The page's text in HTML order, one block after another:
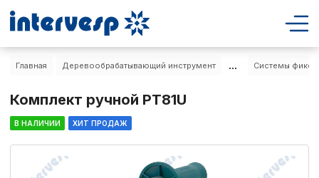
Главная Деревообрабатывающий инструмент ... Системы
Комплект ручной PT81U
В НАЛИЧИИ ХИТ ПРОДАЖ